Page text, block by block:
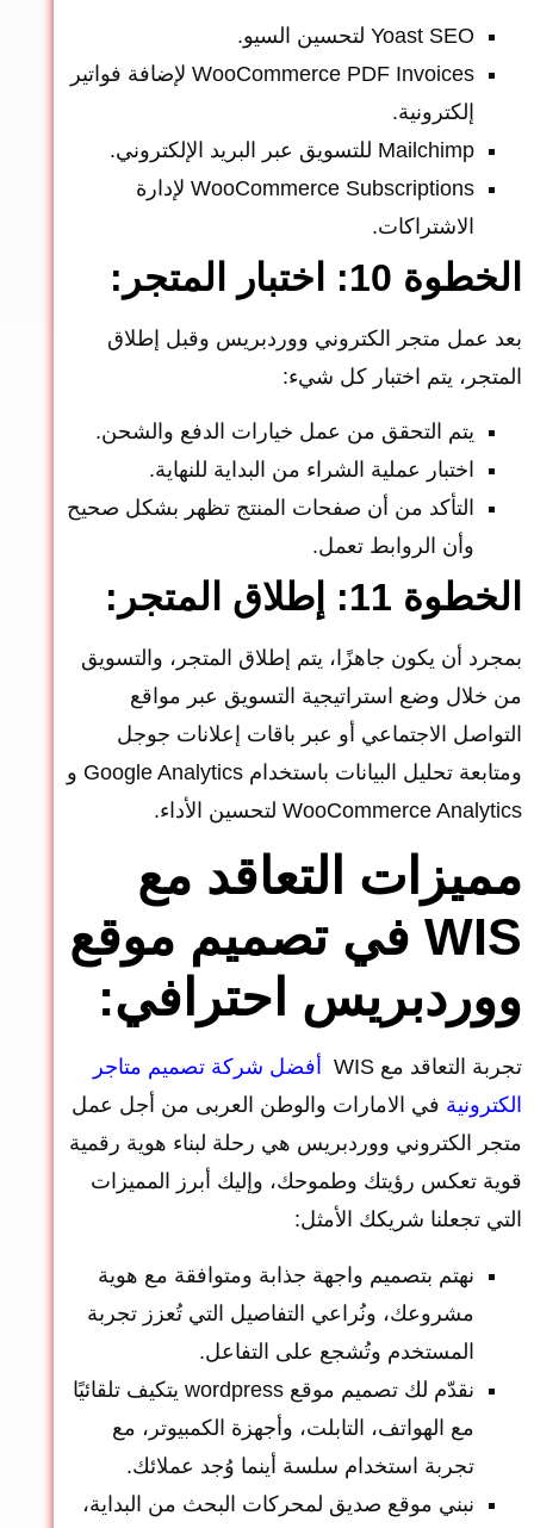
Yoast SEO لتحسين السيو.
WooCommerce PDF Invoices لإضافة فواتير
إلكترونية.
Mailchimp للتسويق عبر البريد الإلكتروني.
WooCommerce Subscriptions لإدارة
الاشتراكات.
الخطوة 10: اختبار المتجر:
بعد عمل متجر الكتروني ووردبريس وقبل إطلاق
المتجر، يتم اختبار كل شيء:
يتم التحقق من عمل خيارات الدفع والشحن.
اختبار عملية الشراء من البداية للنهاية.
التأكد من أن صفحات المنتج تظهر بشكل صحيح
وأن الروابط تعمل.
الخطوة 11: إطلاق المتجر:
بمجرد أن يكون جاهزًا، يتم إطلاق المتجر، والتسويق
من خلال وضع استراتيجية التسويق عبر مواقع
التواصل الاجتماعي أو عبر باقات إعلانات جوجل
ومتابعة تحليل البيانات باستخدام Google Analytics و
WooCommerce Analytics لتحسين الأداء.
مميزات التعاقد مع
WIS في تصميم موقع
ووردبريس احترافي:
تجربة التعاقد مع WIS
أفضل شركة تصميم متاجر
الكترونية في الامارات والوطن العربى من أجل عمل
متجر الكتروني ووردبريس هي رحلة لبناء هوية رقمية
قوية تعكس رؤيتك وطموحك، وإليك أبرز المميزات
التي تجعلنا شريكك الأمثل:
نهتم بتصميم واجهة جذابة ومتوافقة مع هوية
مشروعك، ونُراعي التفاصيل التي تُعزز تجربة
المستخدم وتُشجع على التفاعل.
نقدّم لك تصميم موقع wordpress يتكيف تلقائيًا
مع الهواتف، التابلت، وأجهزة الكمبيوتر، مع
تجربة استخدام سلسة أينما وُجد عملائك.
نبني موقع صديق لمحركات البحث من البداية،